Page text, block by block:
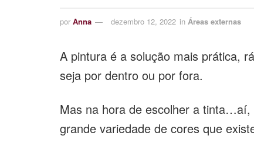
por Anna dezembro 12, 2022 in Áreas externas
A pintura é a solução mais prática,
seja por dentro ou por fora.
Mas na hora de escolher a
grande variedade de cores que